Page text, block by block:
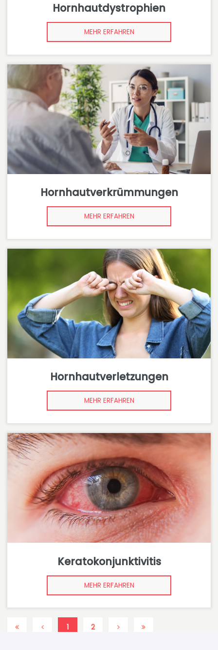
Hornhautdystrophien
MEHR ERFAHREN
Hornhautverkrümmungen
MEHR ERFAHREN
Hornhautverletzungen
MEHR ERFAHREN
Keratokonjunktivitis
MEHR ERFAHREN
1 2